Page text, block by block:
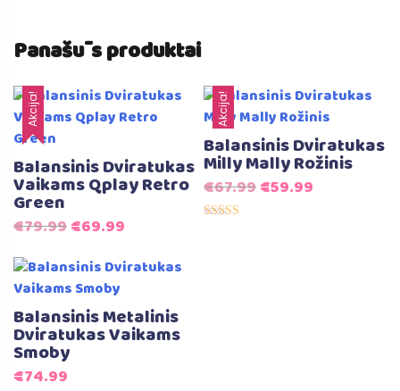
Panašūs produktai
Akcija!
Balansinis Dviratukas
Vaikams Qplay Retro
Green
€79.99Original
was:
€79.99.
€69.99
is:
Akcija!
Balansinis Dviratukas
Milly Mally Rožinis
€67.99Original
€59.99
Balansinis Metalinis
Dviratukas Vaikams
Smoby
€74.99